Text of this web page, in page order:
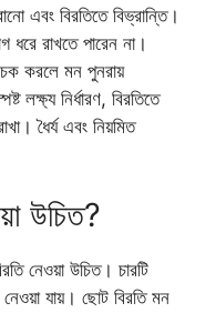
এবং বিরতিতে বিভ্রান্তি।
ধরে রাখতে পারেন না।
করলে মন পুনরায়
লক্ষ্য নির্ধারণ, বিরতিতে
ধৈর্য এবং নিয়মিত
উচিত?
নেওয়া উচিত। চারটি
যায়। ছোট বিরতি মন